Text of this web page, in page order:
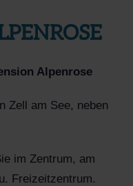
Alpenrose
Zell am See, neben
im Zentrum, am
Freizeitzentrum.